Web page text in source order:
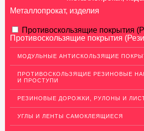
Металлопрокат, изделия
АЛЮМИНИЕВЫЙ ПРОКАТ
НЕРЖАВЕЮЩАЯ СТАЛЬ
МЕДНЫЙ ПРОКАТ
ЛАТУННЫЙ ПРОКАТ
ДЕКОР НЕРЖАВЕЙКА
ОГРАЖДЕНИЯ ДЛЯ ЛЕСТНИЦ
Противоскользящие покрытия
Противоскользящие покрытия
МОДУЛЬНЫЕ АНТИСКОЛЬЗЯЩИЕ
ПРОТИВОСКОЛЬЗЯЩИЕ РЕЗИНОВЫЕ
И ПРОСТУПИ
РЕЗИНОВЫЕ ДОРОЖКИ, РУЛОНЫ И
УГЛЫ И ЛЕНТЫ САМОКЛЕЯЩИЕСЯ